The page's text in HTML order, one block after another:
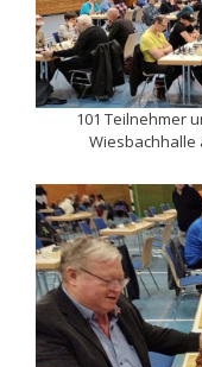
101 Teilnehmer
Wiesbachhalle